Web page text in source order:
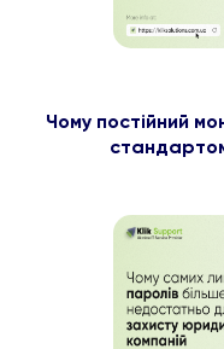
Чому постійний